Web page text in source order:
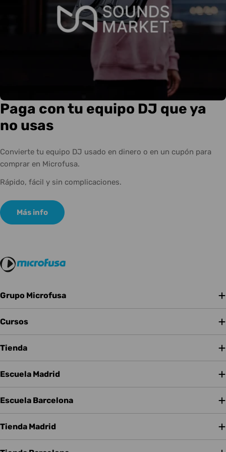
Paga con tu equipo DJ que ya
no usas
Convierte tu equipo DJ usado en dinero o en un cupón para
comprar en Microfusa.
Rápido, fácil y sin complicaciones.
Más info
Grupo Microfusa
Cursos
Tienda
Escuela Madrid
Escuela Barcelona
Tienda Madrid